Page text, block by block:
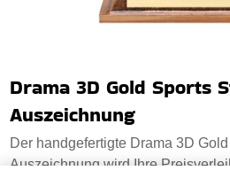
Drama 3D Gold Sports
Auszeichnung
Der handgefertigte Drama 3D
Auszeichnung wird Ihre